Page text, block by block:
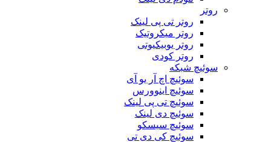
روتر
روتر تی پی لینک
روتر میکروتیک
روتر یوبیکیوتی
روتر کودی
سوئیچ شبکه
سوئیچ اچ آر یو آی
سوئیچ اینوورس
سوئیچ تی پی لینک
سوئیچ دی لینک
سوئیچ سیسکو
سوئیچ کی دی تی